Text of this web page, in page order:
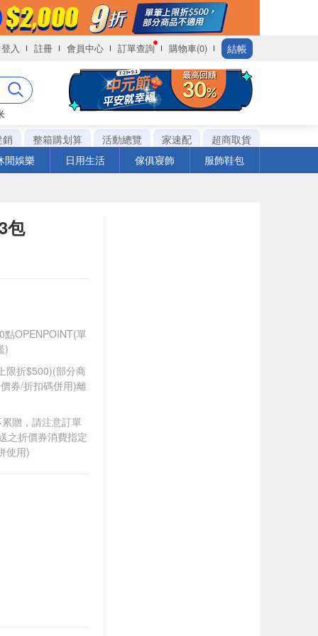
登入 註冊 會員中心 訂單查詢 購物車(0) 結帳
銷
整箱購划算 活動總覽 家速配
超商取貨
閒娛樂
日用生活 傢俱寢飾 服飾鞋包
包
點OPENPOINT(單
)
限折$500)(部分商
券/折扣碼併用)離
贈，請注意訂單
之折價券消費指定
使用)